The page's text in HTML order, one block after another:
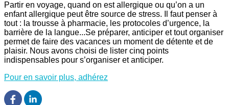
Partir en voyage, quand on est allergique ou qu’on a un
enfant allergique peut être source de stress. Il faut penser à
tout : la trousse à pharmacie, les protocoles d’urgence, la
barrière de la langue...Se préparer, anticiper et tout organiser
permet de faire des vacances un moment de détente et de
plaisir. Nous avons choisi de lister cinq points
indispensables pour s’organiser et anticiper.
Pour en savoir plus, adhérez